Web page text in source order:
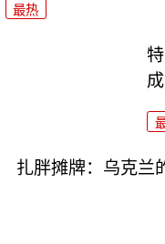
最热
扎胖摊牌：乌克兰